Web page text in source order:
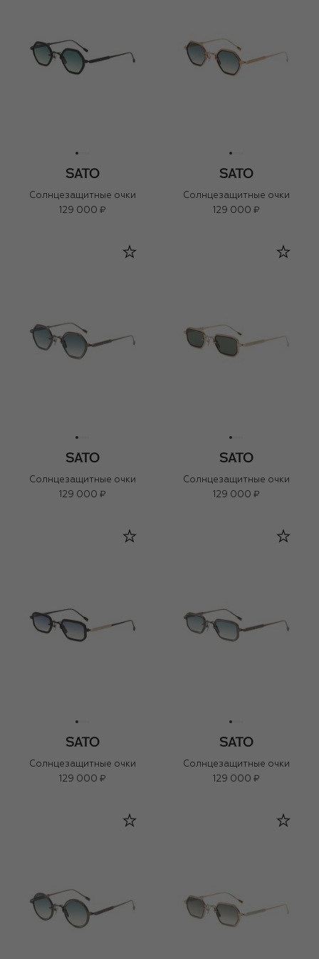
Солнцезащитные очки
129 000 ₽
Солнцезащитные очки
129 000 ₽
Солнцезащитные очки
129 000 ₽
Солнцезащитные очки
129 000 ₽
Солнцезащитные очки
129 000 ₽
Солнцезащитные очки
129 000 ₽